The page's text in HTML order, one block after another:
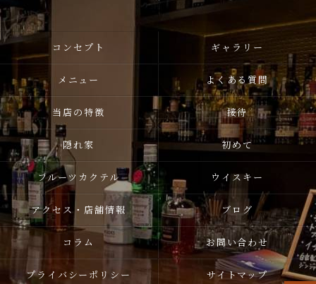
コンセプト ギャラリー
メニュー よくある質問
当店の特徴 接待
隠れ家 初めて
フルーツカクテル ウイスキー
アクセス・店舗情報 ブログ
コラム お問い合わせ
プライバシーポリシー サイトマップ